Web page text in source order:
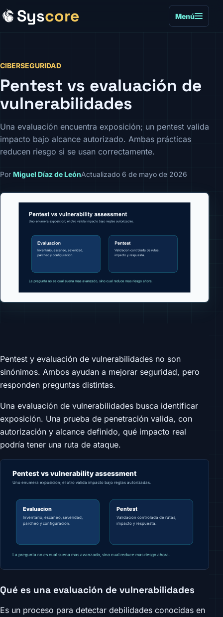
Syscore Menú
CIBERSEGURIDAD
Pentest vs evaluación de
vulnerabilidades
Una evaluación encuentra exposición; un pentest valida
impacto bajo alcance autorizado. Ambas prácticas
reducen riesgo si se usan correctamente.
Por Miguel Díaz de LeónActualizado 6 de mayo de 2026
Pentest y evaluación de vulnerabilidades no son
sinónimos. Ambos ayudan a mejorar seguridad, pero
responden preguntas distintas.
Una evaluación de vulnerabilidades busca identificar
exposición. Una prueba de penetración valida, con
autorización y alcance definido, qué impacto real
podría tener una ruta de ataque.
Qué es una evaluación de vulnerabilidades
Es un proceso para detectar debilidades conocidas en